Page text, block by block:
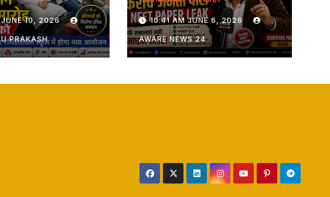
JUNE 10, 2026
PRAKASH
10:41 AM JUNE 6, 2026
AWARE NEWS 24